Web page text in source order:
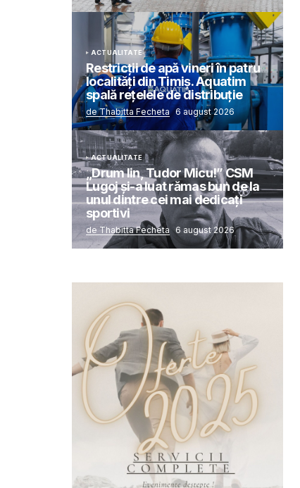
ACTUALITATE
Restricții de apă vineri în patru
localități din Timiș. Aquatim
spală rețelele de distribuție
de Thabitta Fecheta 6 august 2026
ACTUALITATE
„Drum lin, Tudor Micu!” CSM
Lugoj și-a luat rămas bun de la
unul dintre cei mai dedicați
sportivi
de Thabitta Fecheta 6 august 2026